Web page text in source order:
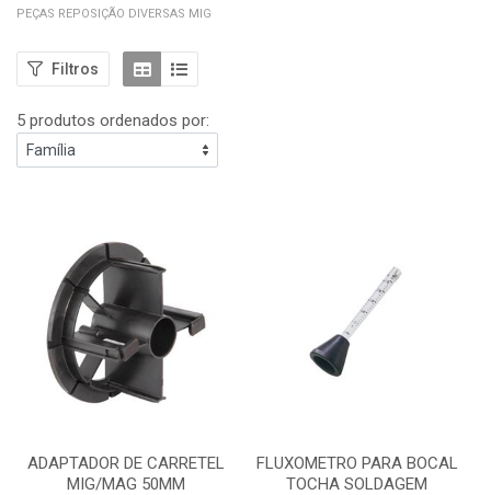
PEÇAS REPOSIÇÃO DIVERSAS MIG
Filtros
5 produtos ordenados por:
ADAPTADOR DE CARRETEL
MIG/MAG 50MM
FLUXOMETRO PARA BOCAL
TOCHA SOLDAGEM